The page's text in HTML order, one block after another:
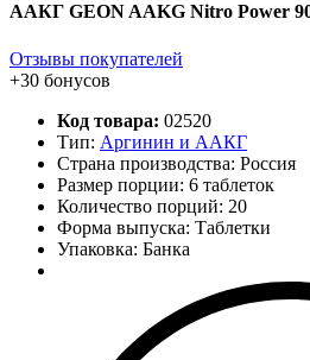
ААКГ GEON AAKG Nitro Power 90
Отзывы покупателей
+30 бонусов
Код товара: 02520
Тип: Аргинин и ААКГ
Страна производства: Россия
Размер порции: 6 таблеток
Количество порций: 20
Форма выпуска: Таблетки
Упаковка: Банка